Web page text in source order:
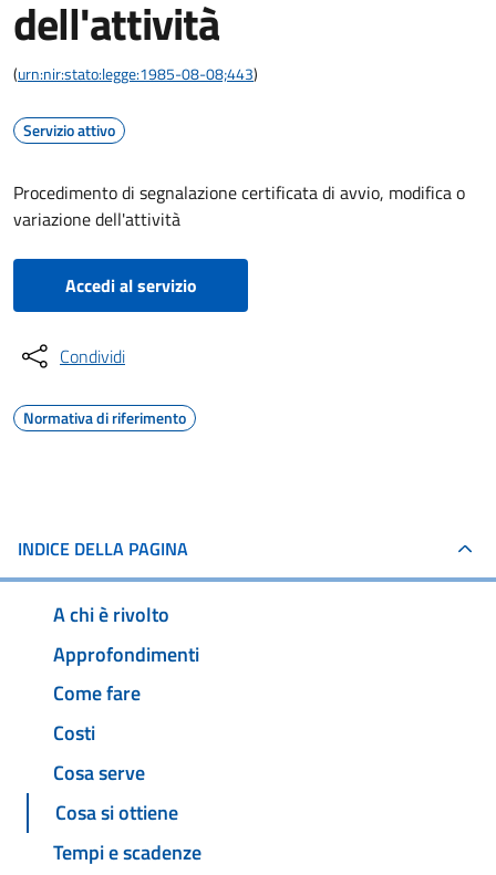
dell'attività
(urn:nir:stato:legge:1985-08-08;443)
Servizio attivo
Procedimento di segnalazione certificata di avvio, modifica o
variazione dell'attività
Accedi al servizio
Condividi
Normativa di riferimento
INDICE DELLA PAGINA
A chi è rivolto
Approfondimenti
Come fare
Costi
Cosa serve
Cosa si ottiene
Tempi e scadenze